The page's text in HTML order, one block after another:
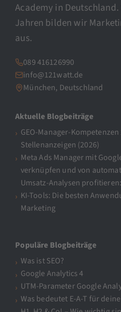
Academy in
Jahren bilden wir
aus.
089 416126990
info@121watt.de
München, Deutschland
Aktuelle Blogbeiträge
GEO-Manager-
Stellenanzeigen (2026)
Meta Ads Manager mit
verknüpfen und von
Umsatz-Analysen profitieren:
KI-Tools: Die besten
Marketing
Populäre Blogbeiträge
Was ist SEO?
Google Analytics 4
UTM-Parameter Google
Was bedeutet E-A-T für